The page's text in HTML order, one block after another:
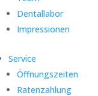
Dentallabor
Impressionen
Service
Öffnungszeiten
Ratenzahlung